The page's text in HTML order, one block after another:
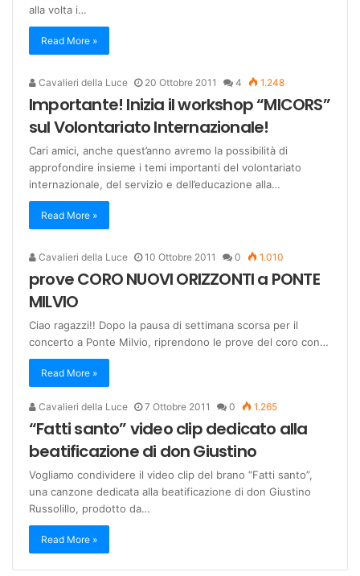
alla volta i…
Read More »
Cavalieri della Luce 20 Ottobre 2011 4 1.248
Importante! Inizia il workshop “MICORS”
sul Volontariato Internazionale!
Cari amici, anche quest’anno avremo la possibilità di
approfondire insieme i temi importanti del volontariato
internazionale, del servizio e dell’educazione alla…
Read More »
Cavalieri della Luce 10 Ottobre 2011 0 1.010
prove CORO NUOVI ORIZZONTI a PONTE
MILVIO
Ciao ragazzi!! Dopo la pausa di settimana scorsa per il
concerto a Ponte Milvio, riprendono le prove del coro con…
Read More »
Cavalieri della Luce 7 Ottobre 2011 0 1.265
“Fatti santo” video clip dedicato alla
beatificazione di don Giustino
Vogliamo condividere il video clip del brano “Fatti santo”,
una canzone dedicata alla beatificazione di don Giustino
Russolillo, prodotto da…
Read More »